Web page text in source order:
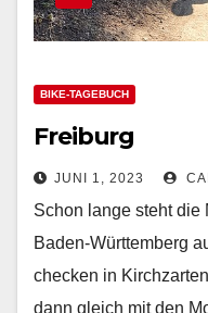
BIKE-TAGEBUCH
Freiburg
JUNI 1, 2023
Schon lange steht die
Baden-Württemberg
checken in
dann gleich mit den